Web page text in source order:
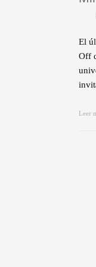
El
Off
Leer